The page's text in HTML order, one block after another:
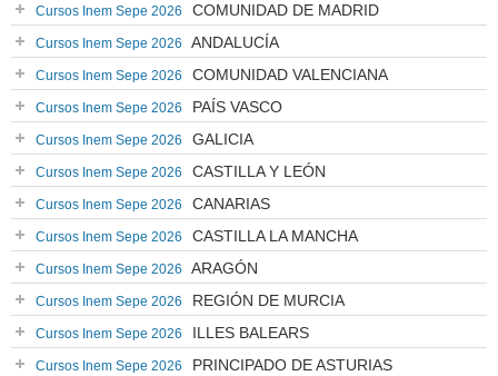
Cursos Inem Sepe 2026 COMUNIDAD DE MADRID
Cursos Inem Sepe 2026 ANDALUCÍA
Cursos Inem Sepe 2026 COMUNIDAD VALENCIANA
Cursos Inem Sepe 2026 PAÍS VASCO
Cursos Inem Sepe 2026 GALICIA
Cursos Inem Sepe 2026 CASTILLA Y LEÓN
Cursos Inem Sepe 2026 CANARIAS
Cursos Inem Sepe 2026 CASTILLA LA MANCHA
Cursos Inem Sepe 2026 ARAGÓN
Cursos Inem Sepe 2026 REGIÓN DE MURCIA
Cursos Inem Sepe 2026 ILLES BALEARS
Cursos Inem Sepe 2026 PRINCIPADO DE ASTURIAS